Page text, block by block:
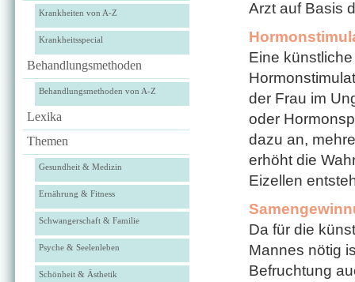
Krankheiten von A-Z
Krankheitsspecial
Behandlungsmethoden
Behandlungsmethoden von A-Z
Lexika
Themen
Gesundheit & Medizin
Ernährung & Fitness
Schwangerschaft & Familie
Psyche & Seelenleben
Schönheit & Ästhetik
Arzt auf Basis
Eine
der Frau im
oder
dazu an,
erhöht die
Eizellen
Da für die
Mannes nötig
Befruchtung